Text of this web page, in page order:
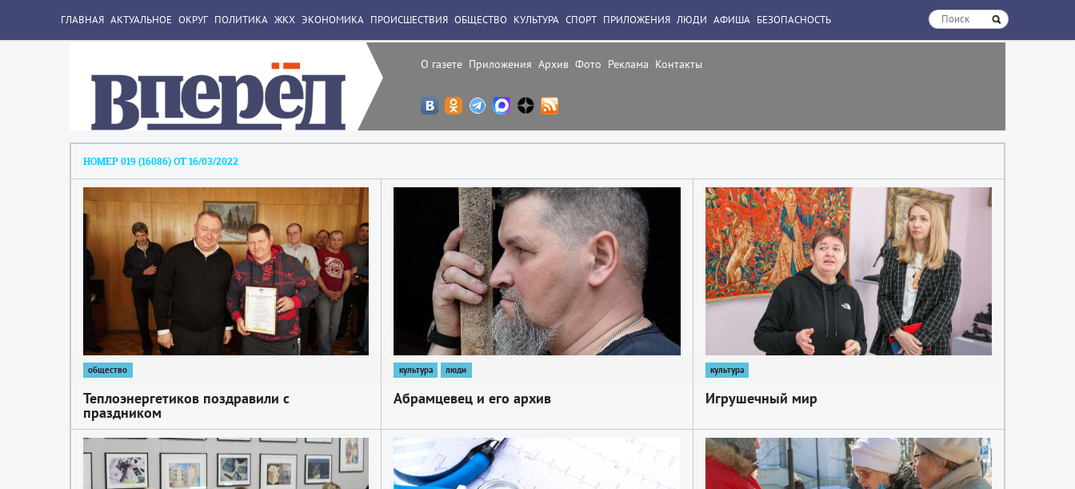
О газете Приложения Архив Фото Реклама Контакты
ГЛАВНАЯ АКТУАЛЬНОЕ ОКРУГ ПОЛИТИКА ЖКХ ЭКОНОМИКА ПРОИСШЕСТВИЯ ОБЩЕСТВО КУЛЬТУРА СПОРТ ПРИЛОЖЕНИЯ ЛЮДИ АФИША БЕЗОПАСНОСТЬ
НОМЕР 019 (16086) ОТ 16/03/2022
общество
Теплоэнергетиков поздравили с
праздником
культура люди
Абрамцевец и его архив
1
культура
Игрушечный мир
1 1